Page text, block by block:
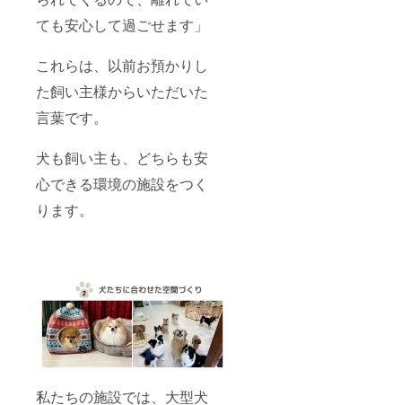
ても安心して過ごせます」
これらは、以前お預かりし
た飼い主様からいただいた
言葉です。
犬も飼い主も、どちらも安
心できる環境の施設をつく
ります。
私たちの施設では、大型犬